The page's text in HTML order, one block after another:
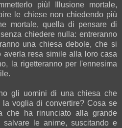
più! Illusione mortale,
le chiese non chiedendo più
mortale, quella di pensare di
chiedere nulla: entreranno
una chiesa debole, che si
averla resa simile alla loro casa
la rigetteranno per l'ennesima
gli uomini di una chiesa che
voglia di convertire? Cosa se
che ha rinunciato alla grande
le anime, suscitando e